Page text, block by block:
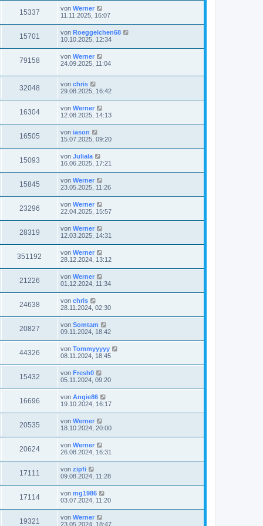
15337 von Werner
11.11.2025, 16:07
15701 von Roeggelchen68
10.10.2025, 12:34
79158 von Werner
24.09.2025, 11:04
32048 von chris
29.08.2025, 16:42
16304 von Werner
12.08.2025, 14:13
16505 von iason
15.07.2025, 09:20
15093 von Juliala
16.06.2025, 17:21
15845 von Werner
23.05.2025, 11:26
23296 von Werner
22.04.2025, 15:57
28319 von Werner
12.03.2025, 14:31
351192 von Werner
28.12.2024, 13:12
21226 von Werner
01.12.2024, 11:34
24638 von chris
28.11.2024, 02:30
20827 von Somtam
09.11.2024, 18:42
44326 von Tommyyyyy
08.11.2024, 18:45
15432 von Fresh0
05.11.2024, 09:20
16696 von Angie86
19.10.2024, 16:17
20535 von Werner
18.10.2024, 20:00
20624 von Werner
26.08.2024, 16:31
17111 von zipfi
09.08.2024, 11:28
17114 von mg1986
03.07.2024, 11:20
19321 von Werner
23.05.2024, 18:47